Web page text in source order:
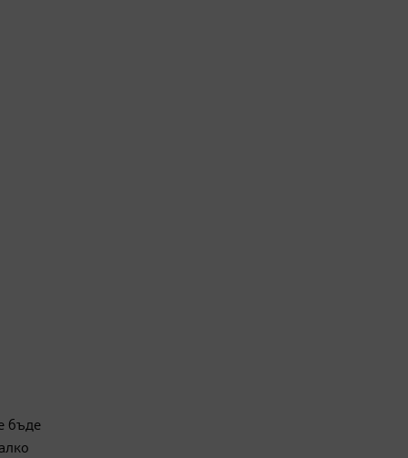
бъде